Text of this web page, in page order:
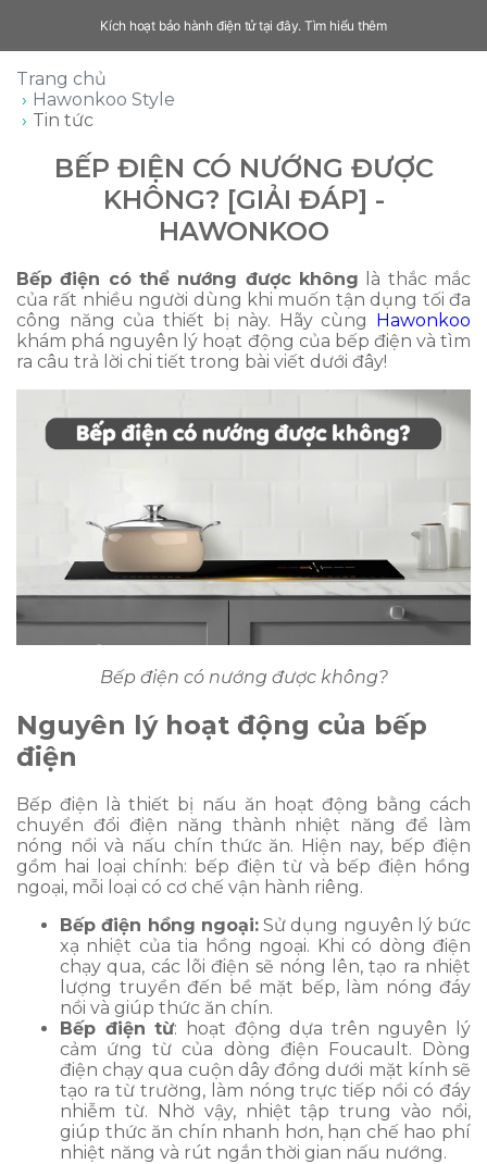
Kích hoạt bảo hành điện tử tại đây. Tìm hiểu thêm
Trang chủ
Hawonkoo Style
Tin tức
BẾP ĐIỆN CÓ NƯỚNG ĐƯỢC
KHÔNG? [GIẢI ĐÁP] -
HAWONKOO
Bếp điện có thể nướng được không là thắc mắc
của rất nhiều người dùng khi muốn tận dụng tối đa
công năng của thiết bị này. Hãy cùng Hawonkoo
khám phá nguyên lý hoạt động của bếp điện và tìm
ra câu trả lời chi tiết trong bài viết dưới đây!
Bếp điện có nướng được không?
Nguyên lý hoạt động của bếp
điện
Bếp điện là thiết bị nấu ăn hoạt động bằng cách
chuyển đổi điện năng thành nhiệt năng để làm
nóng nồi và nấu chín thức ăn. Hiện nay, bếp điện
gồm hai loại chính: bếp điện từ và bếp điện hồng
ngoại, mỗi loại có cơ chế vận hành riêng.
Bếp điện hồng ngoại:Sử dụng nguyên lý bức
xạ nhiệt của tia hồng ngoại. Khi có dòng điện
chạy qua, các lõi điện sẽ nóng lên, tạo ra nhiệt
lượng truyền đến bề mặt bếp, làm nóng đáy
nồi và giúp thức ăn chín.
Bếp điện từ: hoạt động dựa trên nguyên lý
cảm ứng từ của dòng điện Foucault. Dòng
điện chạy qua cuộn dây đồng dưới mặt kính sẽ
tạo ra từ trường, làm nóng trực tiếp nồi có đáy
nhiễm từ. Nhờ vậy, nhiệt tập trung vào nồi,
giúp thức ăn chín nhanh hơn, hạn chế hao phí
nhiệt năng và rút ngắn thời gian nấu nướng.